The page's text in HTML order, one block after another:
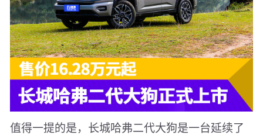
值得一提的是，长城哈弗二代大狗是一台延续了